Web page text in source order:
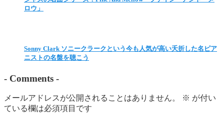
ロウ」
Sonny Clark ソニークラークという今も人気が高い夭折した名ピア
ニストの名盤を聴こう
- Comments -
メールアドレスが公開されることはありません。 ※ が付い
ている欄は必須項目です